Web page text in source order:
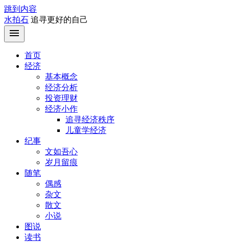
跳到内容
水拍石 追寻更好的自己
首页
经济
基本概念
经济分析
投资理财
经济小作
追寻经济秩序
儿童学经济
纪事
文如吾心
岁月留痕
随笔
偶感
杂文
散文
小说
图说
读书